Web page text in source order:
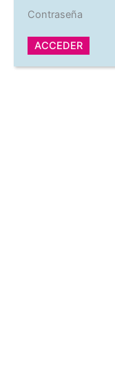
Contraseña